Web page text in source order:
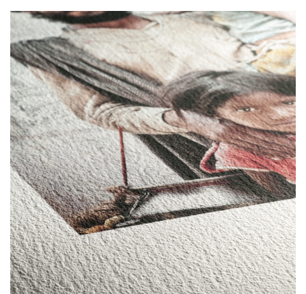
gran nitidez, un color negro de gran profundidad e
impresionantes contrastes.
DESCARGA EL PERFIL